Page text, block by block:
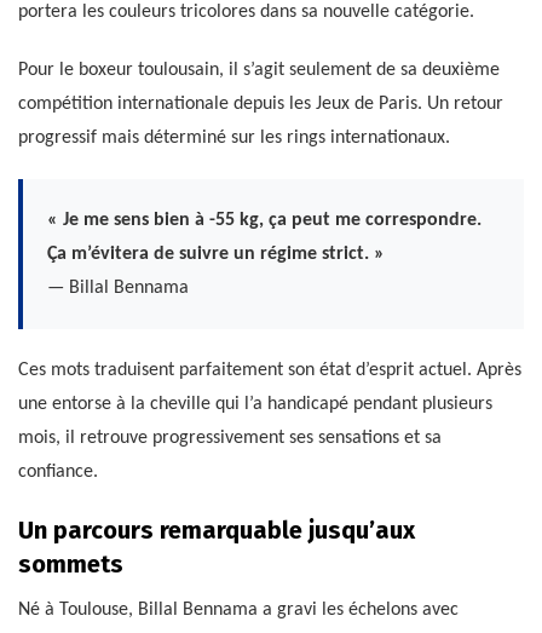
portera les couleurs tricolores dans sa nouvelle catégorie.
Pour le boxeur toulousain, il s’agit seulement de sa deuxième
compétition internationale depuis les Jeux de Paris. Un retour
progressif mais déterminé sur les rings internationaux.
« Je me sens bien à -55 kg, ça peut me correspondre.
Ça m’évitera de suivre un régime strict. »
— Billal Bennama
Ces mots traduisent parfaitement son état d’esprit actuel. Après
une entorse à la cheville qui l’a handicapé pendant plusieurs
mois, il retrouve progressivement ses sensations et sa
confiance.
Un parcours remarquable jusqu’aux
sommets
Né à Toulouse, Billal Bennama a gravi les échelons avec